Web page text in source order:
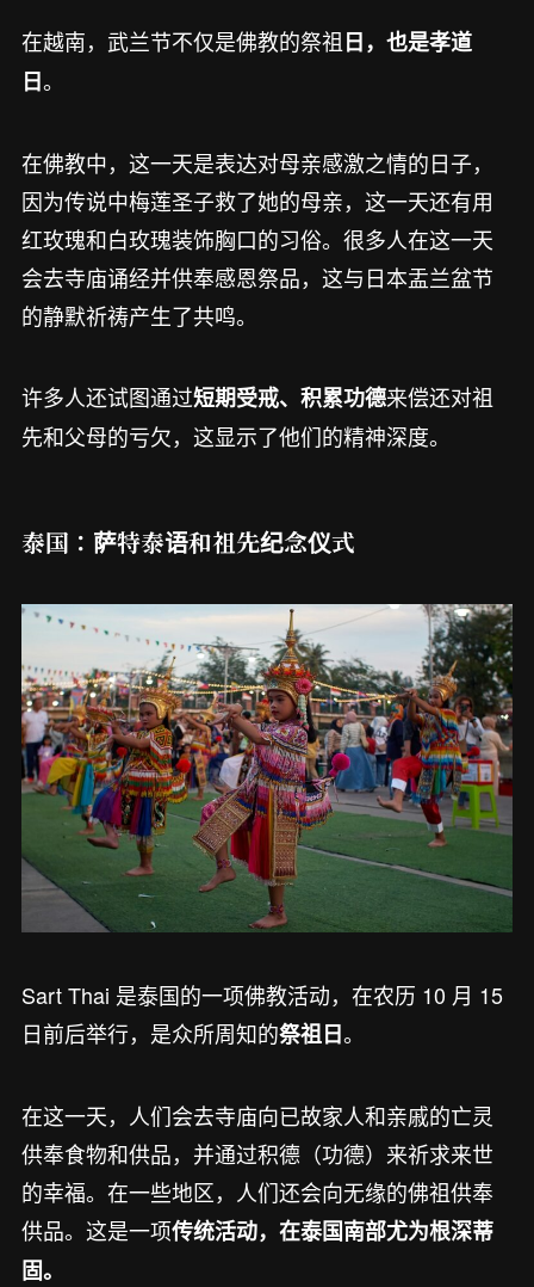
在越南，武兰节不仅是佛教的祭祖日，也是孝道
日。
在佛教中，这一天是表达对母亲感激之情的日子，
因为传说中梅莲圣子救了她的母亲，这一天还有用
红玫瑰和白玫瑰装饰胸口的习俗。很多人在这一天
会去寺庙诵经并供奉感恩祭品，这与日本盂兰盆节
的静默祈祷产生了共鸣。
许多人还试图通过短期受戒、积累功德来偿还对祖
先和父母的亏欠，这显示了他们的精神深度。
泰国：萨特泰语和祖先纪念仪式
Sart Thai 是泰国的一项佛教活动，在农历 10 月 15
日前后举行，是众所周知的祭祖日。
在这一天，人们会去寺庙向已故家人和亲戚的亡灵
供奉食物和供品，并通过积德（功德）来祈求来世
的幸福。在一些地区，人们还会向无缘的佛祖供奉
供品。这是一项传统活动，在泰国南部尤为根深蒂
固。